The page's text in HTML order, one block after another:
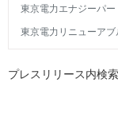
東京電力エナジーパー
東京電力リニューアブ
プレスリリース内検索